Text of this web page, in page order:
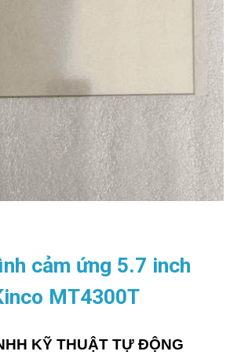
cảm ứng 5.7 inch
MT4300T
KỸ THUẬT TỰ ĐỘNG